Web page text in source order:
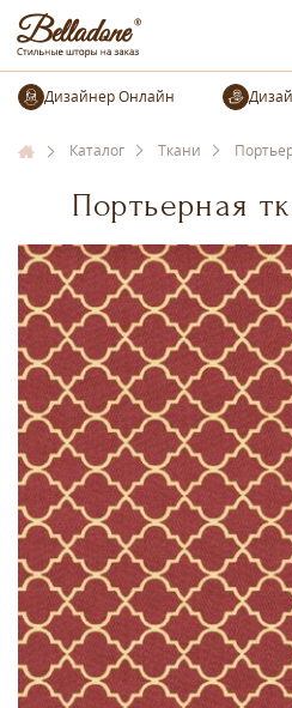
Каталог Ткани
Портьерная